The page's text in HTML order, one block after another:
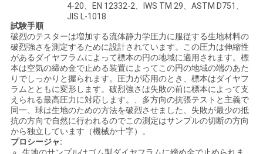
ス
引
用
を
要
4-20、EN 12332-2、IWS TM 29、ASTM D751、
JIS L-1018
試験手順
破烈のテスターは増加する流体静力学圧力に服従する生地材料の
破烈強さを測定するために設計されています。この圧力は伸縮性
があるダイヤフラムによって標本の円の地域に適用されます。標
本は空気の締め金で止める装置によってこの円の地域の端のあた
りでしっかりと握られます。圧力が応用のとき、標本はダイヤフ
ラムとともに変形します。破烈強さは失敗の前に標本によって支
えられる最高圧力に対応します。、多方向の抗張テストと主義で
同一、球は生地のための方法を破烈させました、失敗が最少の抵
抗の方向で自然に行われるのでこの測定はサンプルの切断の方向
から独立しています（機械か十字）。
プロシージャ: